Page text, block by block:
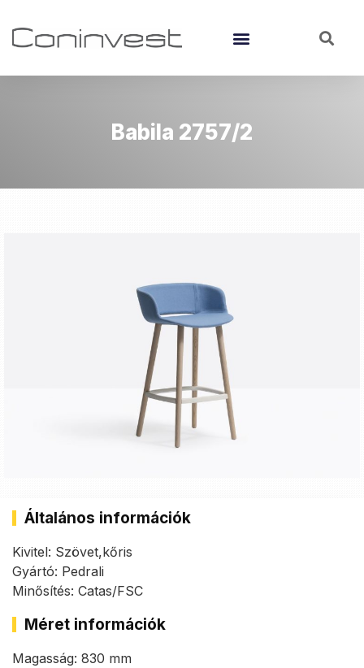
Babila 2757/2
Általános információk
Kivitel: Szövet,kőris
Gyártó: Pedrali
Minősítés: Catas/FSC
Méret információk
Magasság: 830 mm